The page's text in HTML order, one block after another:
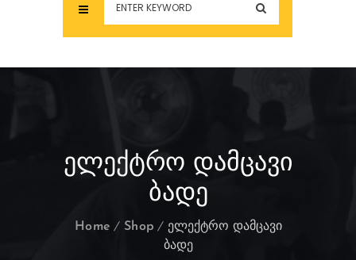
ᲔᲚᲔᲥᲢᲠᲝ ᲓᲐᲛᲪᲐᲕᲘ
ᲑᲐᲓᲔ
Home Shop
ელექტრო დამცავი
ბადე